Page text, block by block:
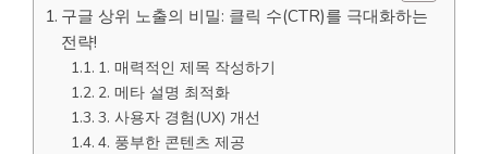
구글 상위 노출의 비밀: 클릭 수(CTR)를 극대화하는
전략!
1. 매력적인 제목 작성하기
2. 메타 설명 최적화
3. 사용자 경험(UX) 개선
4. 풍부한 콘텐츠 제공